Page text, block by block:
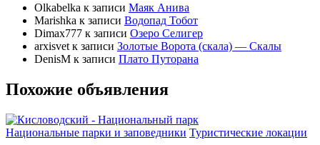
Olkabelka к записи Маяк Анива
Marishka к записи Водопад Тобот
Dimax777 к записи Озеро Селигер
arxisvet к записи Золотые Ворота (скала) — Скалы
DenisM к записи Плато Путорана
Похожие объявления
Национальные парки и заповедники Туристические локации